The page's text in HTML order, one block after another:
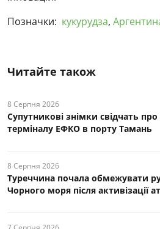
Позначки: кукурудза,
Читайте також
8 Серпня 2026
Супутникові знімки свідчать
терміналу ЕФКО в порту Тамань
8 Серпня 2026
Туреччина почала обмежувати
Чорного моря після активізації